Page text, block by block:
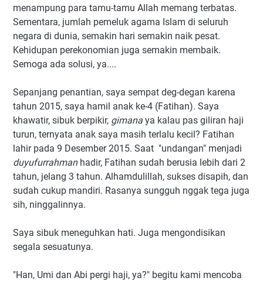
menampung para tamu-tamu Allah memang terbatas.
Sementara, jumlah pemeluk agama Islam di seluruh
negara di dunia, semakin hari semakin naik pesat.
Kehidupan perekonomian juga semakin membaik.
Semoga ada solusi, ya....
Sepanjang penantian, saya sempat deg-degan karena
tahun 2015, saya hamil anak ke-4 (Fatihan). Saya
khawatir, sibuk berpikir, gimana ya kalau pas giliran haji
turun, ternyata anak saya masih terlalu kecil? Fatihan
lahir pada 9 Desember 2015. Saat "undangan" menjadi
duyufurrahman hadir, Fatihan sudah berusia lebih dari 2
tahun, jelang 3 tahun. Alhamdulillah, sukses disapih, dan
sudah cukup mandiri. Rasanya sungguh nggak tega juga
sih, ninggalinnya.
Saya sibuk meneguhkan hati. Juga mengondisikan
segala sesuatunya.
"Han, Umi dan Abi pergi haji, ya?" begitu kami mencoba